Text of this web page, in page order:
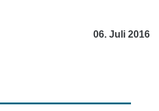
06. Juli 2016